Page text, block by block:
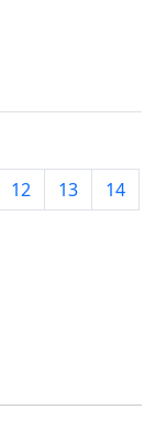
12 13
14